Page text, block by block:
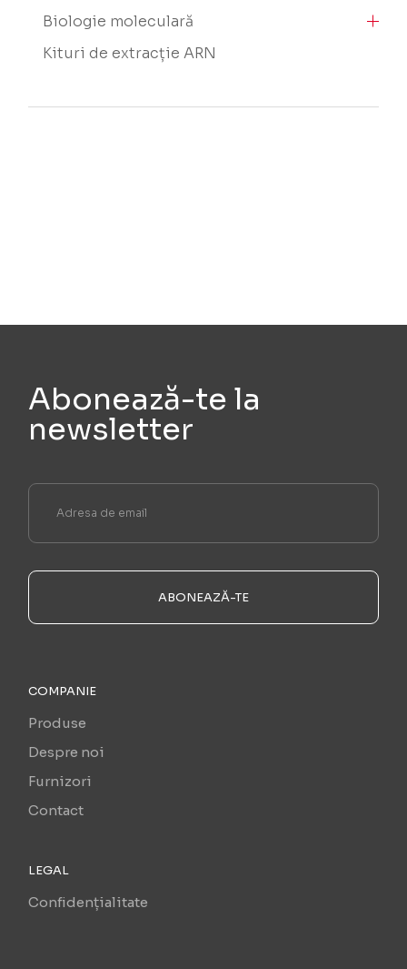
Biologie moleculară
Kituri de extracție ARN
Abonează-te la
newsletter
ABONEAZĂ-TE
COMPANIE
Produse
Despre noi
Furnizori
Contact
LEGAL
Confidențialitate